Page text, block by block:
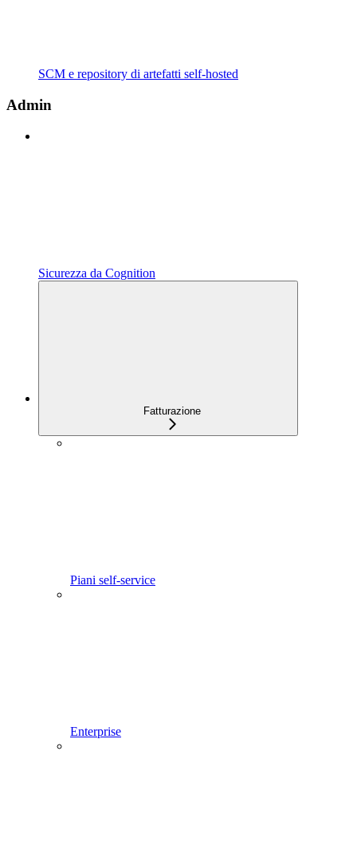
SCM e repository di artefatti self-hosted
Admin
Sicurezza da Cognition
Fatturazione
Piani self-service
Enterprise